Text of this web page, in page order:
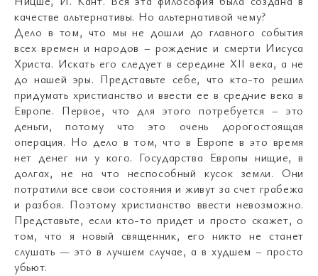
качестве альтернативы. Но альтернативой чему?
Дело в том, что мы не дошли до главного события
всех времен и народов – рождение и смерти Иисуса
Христа. Искать его следует в середине XII века, а не
до нашей эры. Представьте себе, что кто-то решил
придумать христианство и ввести ее в средние века в
Европе. Первое, что для этого потребуется – это
деньги, потому что это очень дорогостоящая
операция. Но дело в том, что в Европе в это время
нет денег ни у кого. Государства Европы нищие, в
долгах, не на что неспособный кусок земли. Они
потратили все свои состояния и живут за счет грабежа
и разбоя. Поэтому христианство ввести невозможно.
Представьте, если кто-то придет и просто скажет, о
том, что я новый священник, его никто не станет
слушать — это в лучшем случае, а в худшем – просто
убьют.